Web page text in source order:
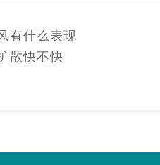
有什么表现
散快不快